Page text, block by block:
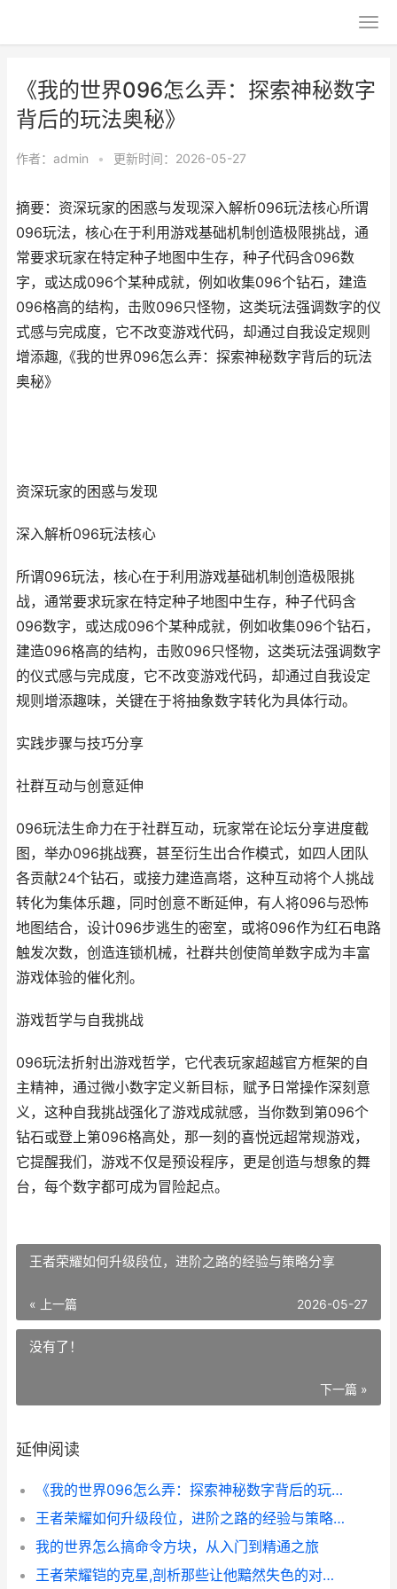
《我的世界096怎么弄：探索神秘数字
背后的玩法奥秘》
作者： admin • 更新时间：2026-05-27
摘要：资深玩家的困惑与发现深入解析096玩法核心所谓
096玩法，核心在于利用游戏基础机制创造极限挑战，通
常要求玩家在特定种子地图中生存，种子代码含096数
字，或达成096个某种成就，例如收集096个钻石，建造
096格高的结构，击败096只怪物，这类玩法强调数字的仪
式感与完成度，它不改变游戏代码，却通过自我设定规则
增添趣,《我的世界096怎么弄：探索神秘数字背后的玩法
奥秘》
资深玩家的困惑与发现
深入解析096玩法核心
所谓096玩法，核心在于利用游戏基础机制创造极限挑
战，通常要求玩家在特定种子地图中生存，种子代码含
096数字，或达成096个某种成就，例如收集096个钻石，
建造096格高的结构，击败096只怪物，这类玩法强调数字
的仪式感与完成度，它不改变游戏代码，却通过自我设定
规则增添趣味，关键在于将抽象数字转化为具体行动。
实践步骤与技巧分享
社群互动与创意延伸
096玩法生命力在于社群互动，玩家常在论坛分享进度截
图，举办096挑战赛，甚至衍生出合作模式，如四人团队
各贡献24个钻石，或接力建造高塔，这种互动将个人挑战
转化为集体乐趣，同时创意不断延伸，有人将096与恐怖
地图结合，设计096步逃生的密室，或将096作为红石电路
触发次数，创造连锁机械，社群共创使简单数字成为丰富
游戏体验的催化剂。
游戏哲学与自我挑战
096玩法折射出游戏哲学，它代表玩家超越官方框架的自
主精神，通过微小数字定义新目标，赋予日常操作深刻意
义，这种自我挑战强化了游戏成就感，当你数到第096个
钻石或登上第096格高处，那一刻的喜悦远超常规游戏，
它提醒我们，游戏不仅是预设程序，更是创造与想象的舞
台，每个数字都可成为冒险起点。
王者荣耀如何升级段位，进阶之路的经验与策略分享
« 上一篇 2026-05-27
没有了！
下一篇 »
延伸阅读
《我的世界096怎么弄：探索神秘数字背后的玩法奥秘》
王者荣耀如何升级段位，进阶之路的经验与策略分享
我的世界怎么搞命令方块，从入门到精通之旅
王者荣耀铠的克星,剖析那些让他黯然失色的对手。